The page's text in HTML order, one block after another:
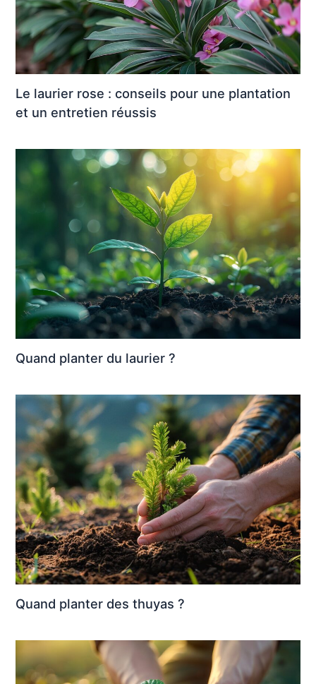
Le laurier rose : conseils pour une plantation
et un entretien réussis
Quand planter du laurier ?
Quand planter des thuyas ?